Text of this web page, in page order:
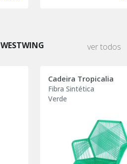
WESTWING ver todos
Cadeira Tropicalia
Fibra Sintética
Verde